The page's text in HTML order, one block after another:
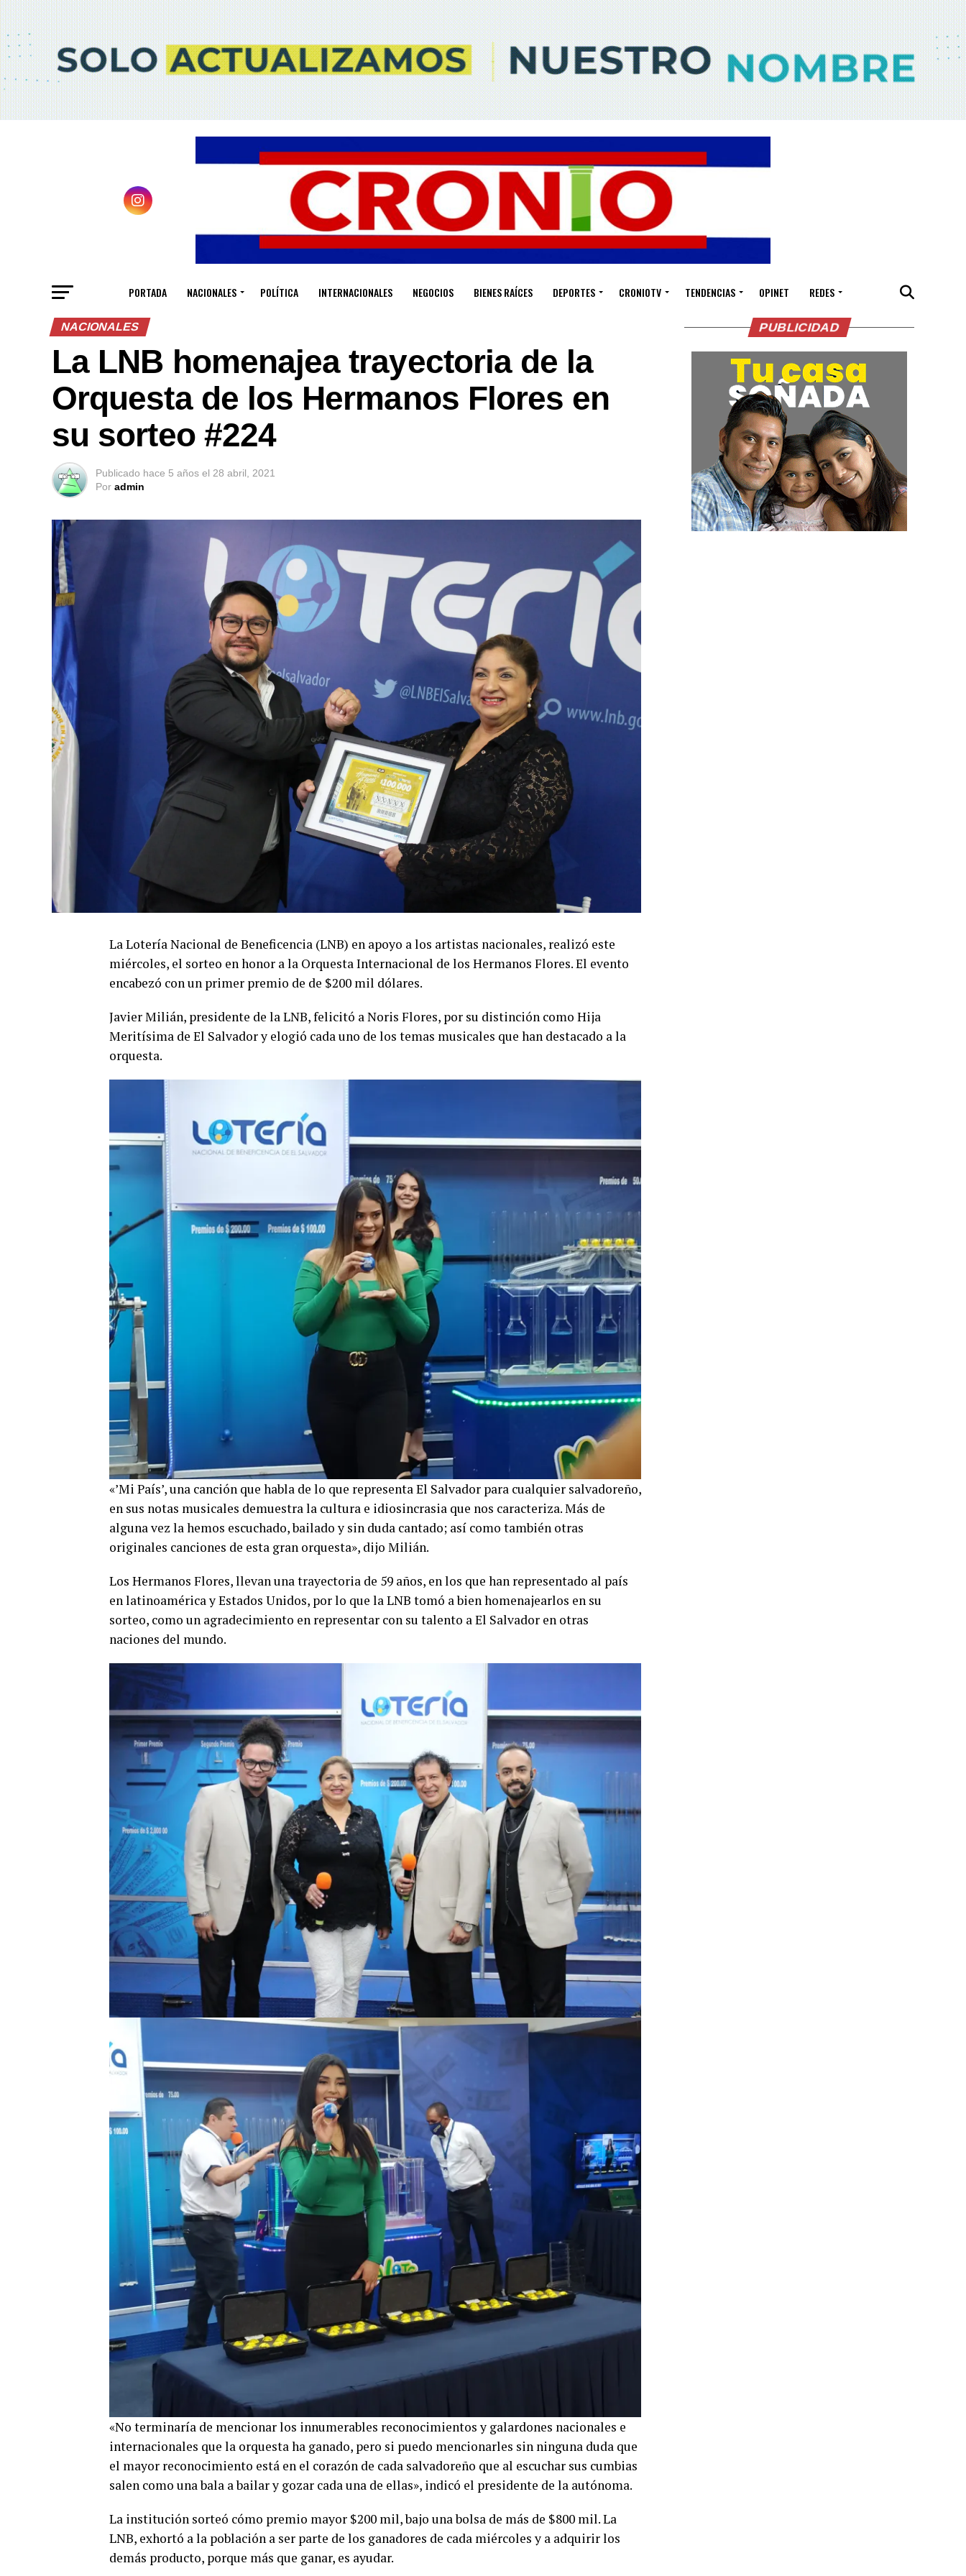
PORTADA NACIONALES POLÍTICA INTERNACIONALES NEGOCIOS BIENES RAÍCES DEPORTES CRONIOTV TENDENCIAS OPINET REDES
NACIONALES
La LNB homenajea trayectoria de la
Orquesta de los Hermanos Flores en
su sorteo #224
Publicado hace 5 años el 28 abril, 2021
Por admin
La Lotería Nacional de Beneficencia (LNB) en apoyo a los artistas nacionales, realizó este
miércoles, el sorteo en honor a la Orquesta Internacional de los Hermanos Flores. El evento
encabezó con un primer premio de de $200 mil dólares.
Javier Milián, presidente de la LNB, felicitó a Noris Flores, por su distinción como Hija
Meritísima de El Salvador y elogió cada uno de los temas musicales que han destacado a la
orquesta.
«’Mi País’, una canción que habla de lo que representa El Salvador para cualquier salvadoreño,
en sus notas musicales demuestra la cultura e idiosincrasia que nos caracteriza. Más de
alguna vez la hemos escuchado, bailado y sin duda cantado; así como también otras
originales canciones de esta gran orquesta», dijo Milián.
Los Hermanos Flores, llevan una trayectoria de 59 años, en los que han representado al país
en latinoamérica y Estados Unidos, por lo que la LNB tomó a bien homenajearlos en su
sorteo, como un agradecimiento en representar con su talento a El Salvador en otras
naciones del mundo.
«No terminaría de mencionar los innumerables reconocimientos y galardones nacionales e
internacionales que la orquesta ha ganado, pero si puedo mencionarles sin ninguna duda que
el mayor reconocimiento está en el corazón de cada salvadoreño que al escuchar sus cumbias
salen como una bala a bailar y gozar cada una de ellas», indicó el presidente de la autónoma.
La institución sorteó cómo premio mayor $200 mil, bajo una bolsa de más de $800 mil. La
LNB, exhortó a la población a ser parte de los ganadores de cada miércoles y a adquirir los
demás producto, porque más que ganar, es ayudar.
PUBLICIDAD